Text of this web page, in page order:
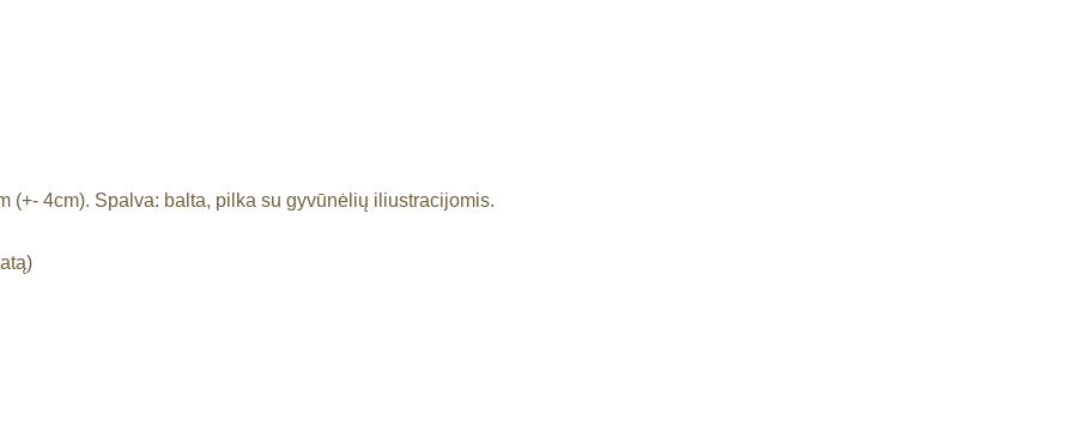
(+- 4cm). Spalva: balta, pilka su gyvūnėlių iliustracijomis.